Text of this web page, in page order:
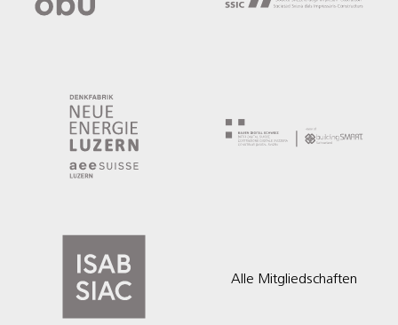
Alle Mitgliedschaften